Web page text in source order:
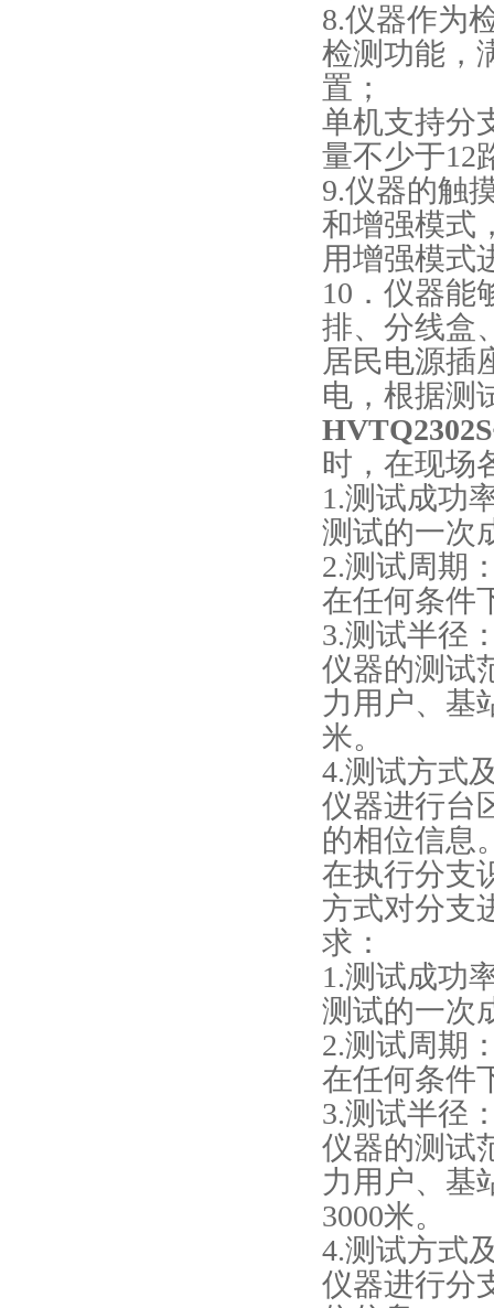
8.仪器作为
检测功能，
置；
单机支持分
量不少于12
9.仪器的触
和增强模式
用增强模式
10．仪器能
排、分线盒
居民电源插
电，根据测
时，在现场
1.测试成功
测试的一次
2.测试周期
在任何条件
3.测试半径
仪器的测试
力用户、基
米。
4.测试方式
仪器进行台
的相位信息
在执行分支
方式对分支
求：
1.测试成功
测试的一次
2.测试周期
在任何条件
3.测试半径
仪器的测试
力用户、基
3000米。
4.测试方式
仪器进行分